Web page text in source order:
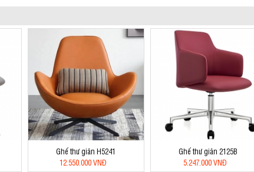
Ghế thư giãn H5241
12.550.000 VNĐ
Ghế thư giãn 2125B
5.247.000 VNĐ